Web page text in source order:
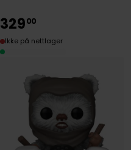
32900
Ikke på nettlager